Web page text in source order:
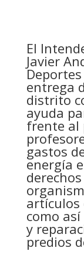
El
Javier
entrega
distrito
ayuda
frente al
gastos
energía
artículos
como
y
predios